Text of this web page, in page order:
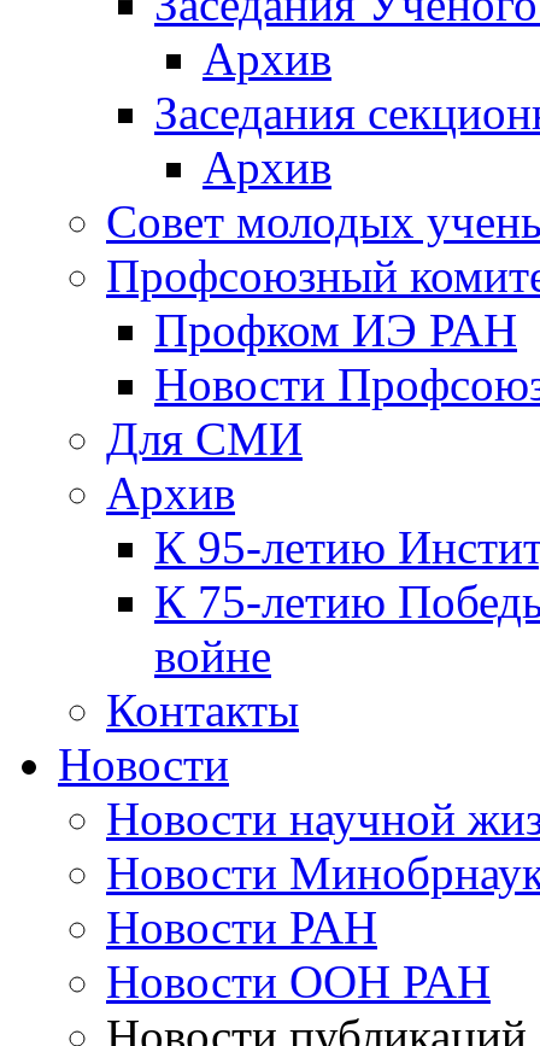
Архив
Заседания
Архив
Совет молодых
Профсоюзный
Профком ИЭ РАН
Новости
Для СМИ
Архив
К 95-летию
К 75-летию
войне
Контакты
Новости
Новости научной
Новости
Новости РАН
Новости ООН РАН
Новости публикаций